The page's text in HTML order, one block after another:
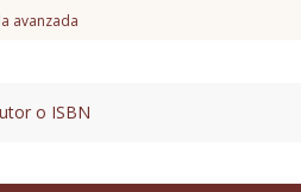
avanzada